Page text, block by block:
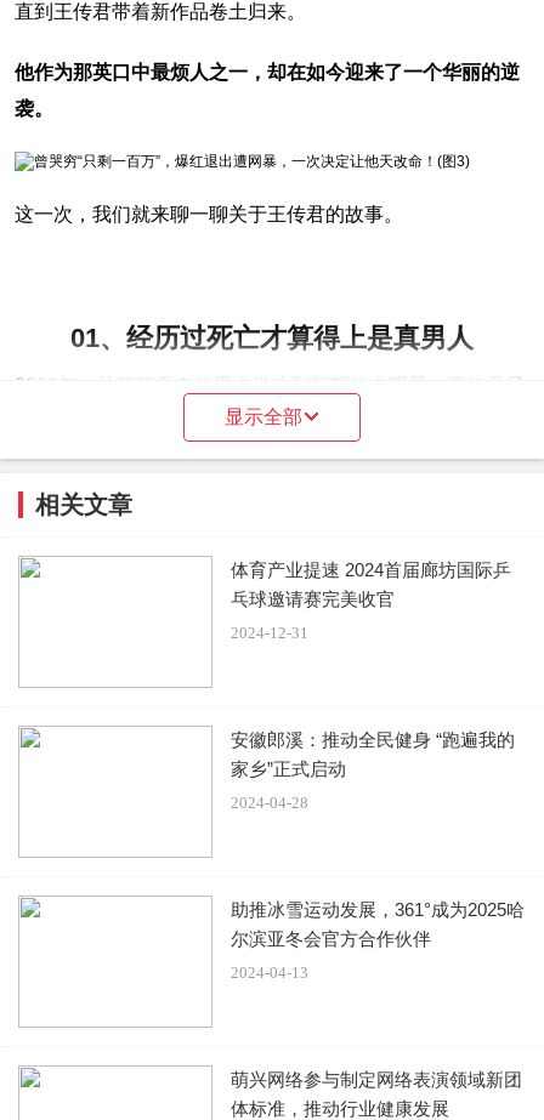
直到王传君带着新作品卷土归来。
他作为那英口中最烦人之一，却在如今迎来了一个华丽的逆
袭。
这一次，我们就来聊一聊关于王传君的故事。
01、经历过死亡才算得上是真男人
2009年，从籍籍无名的男大学生到闪耀的大明星，王传君只
拍了一部《爱情公寓》。
要陪它拍到100季。”
然而，王传君终究还是太年轻了。
当拍到《爱情公寓》第4季时，王传君特别想转型角色。
毕竟，“关谷神奇”虽然是他最大的亮点，但总归想着去创
不过，王传君怎么也没想到，那个成就自己的“关谷神奇”，
未来也会成为他发展的障碍石。
本，都是类似同质角色。
显示全部
相关文章
体育产业提速 2024首届廊坊国际乒
乓球邀请赛完美收官
2024-12-31
安徽郎溪：推动全民健身 “跑遍我的
家乡”正式启动
2024-04-28
助推冰雪运动发展，361°成为2025哈
尔滨亚冬会官方合作伙伴
2024-04-13
萌兴网络参与制定网络表演领域新团
体标准，推动行业健康发展